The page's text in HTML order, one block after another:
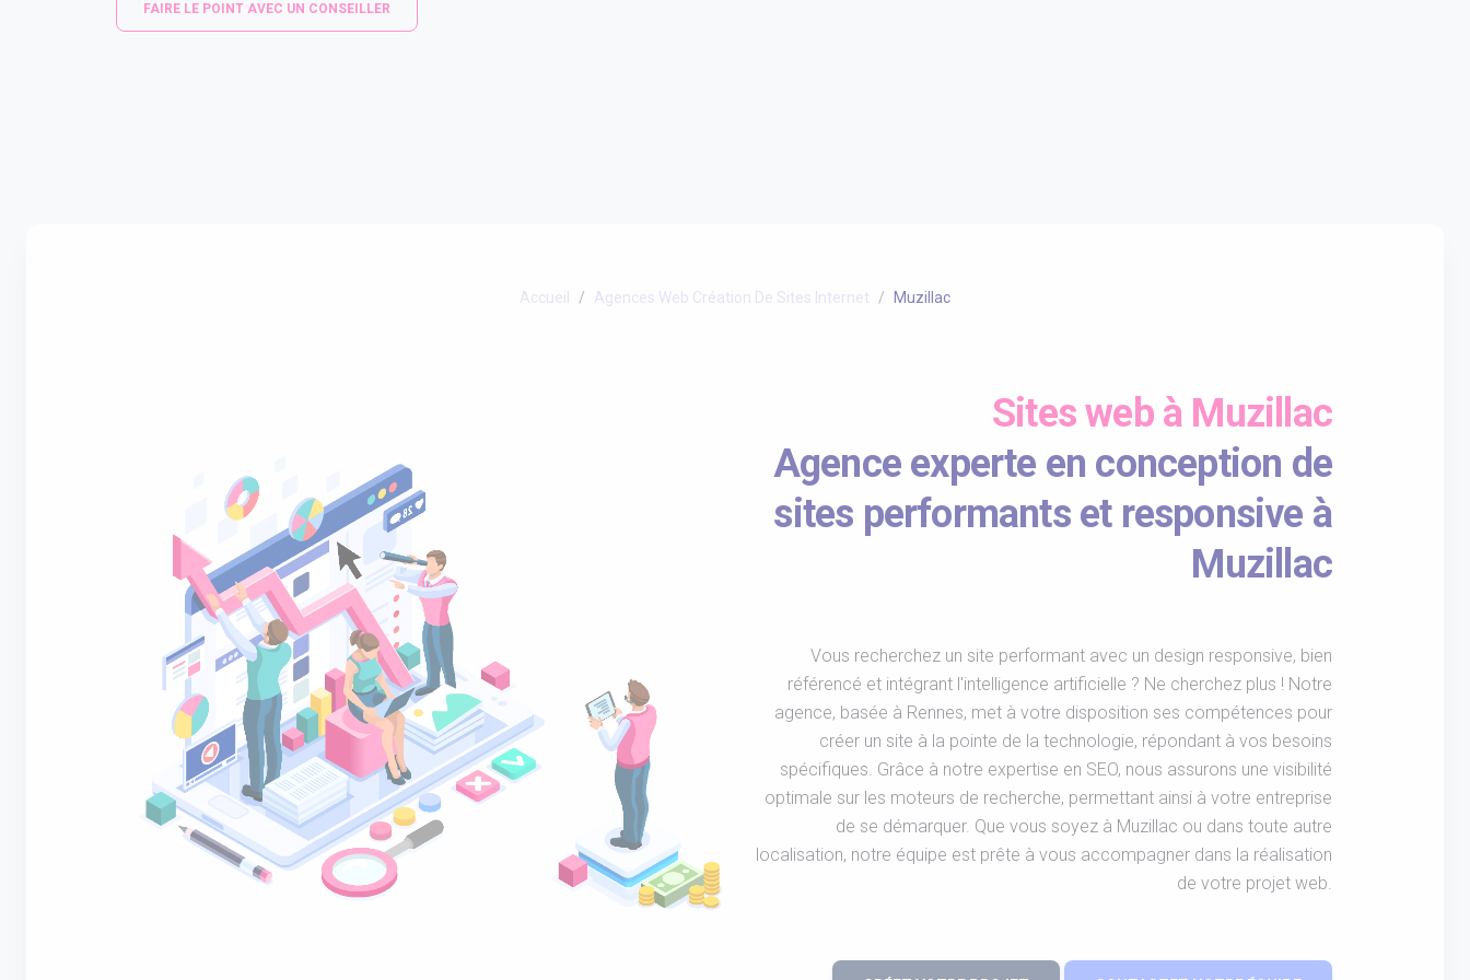
FAIRE LE POINT AVEC UN CONSEILLER
Accueil Agences Web Création De Sites Internet Muzillac
Sites web à Muzillac
Agence experte en conception de
sites performants et responsive à
Muzillac
Vous recherchez un site performant avec un design responsive, bien
référencé et intégrant l'intelligence artificielle ? Ne cherchez plus ! Notre
agence, basée à Rennes, met à votre disposition ses compétences pour
créer un site à la pointe de la technologie, répondant à vos besoins
spécifiques. Grâce à notre expertise en SEO, nous assurons une visibilité
optimale sur les moteurs de recherche, permettant ainsi à votre entreprise
de se démarquer. Que vous soyez à Muzillac ou dans toute autre
localisation, notre équipe est prête à vous accompagner dans la réalisation
de votre projet web.